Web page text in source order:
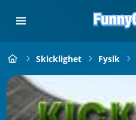
Skicklighet Fysik